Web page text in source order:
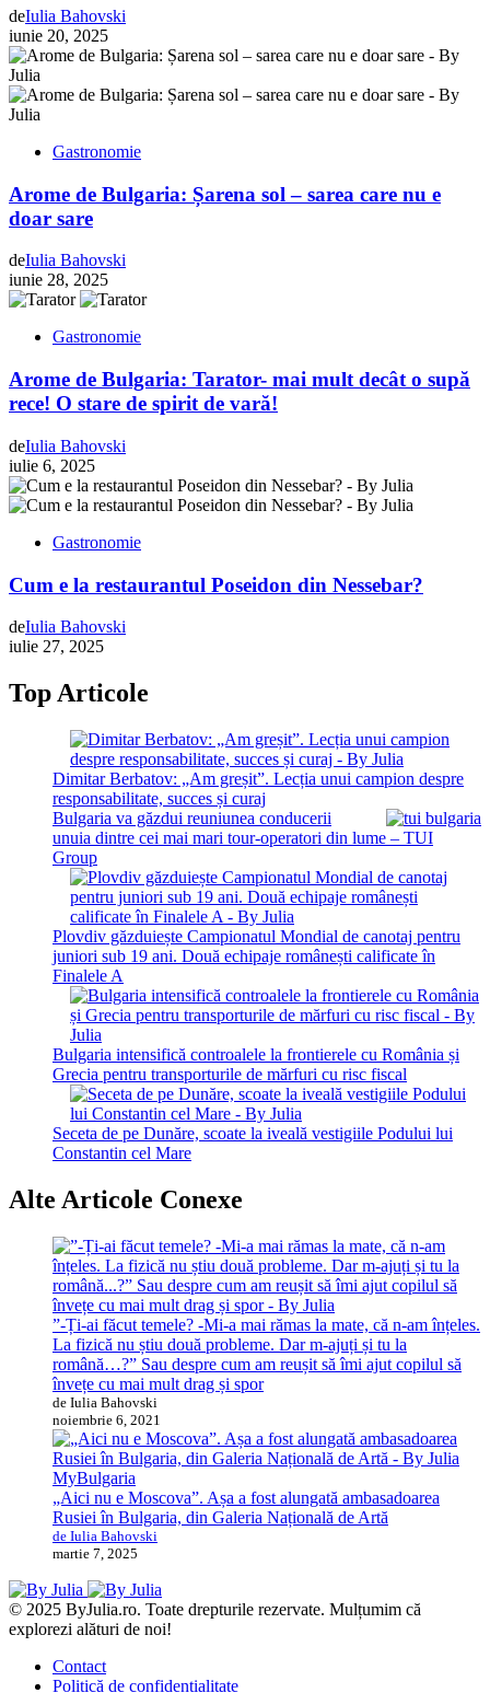
deIulia Bahovski
iunie 20, 2025
Gastronomie
Arome de Bulgaria: Șarena sol – sarea care nu e
doar sare
deIulia Bahovski
iunie 28, 2025
Gastronomie
Arome de Bulgaria: Tarator- mai mult decât o supă
rece! O stare de spirit de vară!
deIulia Bahovski
iulie 6, 2025
Gastronomie
Cum e la restaurantul Poseidon din Nessebar?
deIulia Bahovski
iulie 27, 2025
Top Articole
Dimitar Berbatov: „Am greșit”. Lecția unui campion despre
responsabilitate, succes și curaj
Bulgaria va găzdui reuniunea conducerii
unuia dintre cei mai mari tour-operatori din lume – TUI
Group
Plovdiv găzduiește Campionatul Mondial de canotaj pentru
juniori sub 19 ani. Două echipaje românești calificate în
Finalele A
Bulgaria intensifică controalele la frontierele cu România și
Grecia pentru transporturile de mărfuri cu risc fiscal
Seceta de pe Dunăre, scoate la iveală vestigiile Podului lui
Constantin cel Mare
Alte Articole Conexe
”-Ți-ai făcut temele? -Mi-a mai rămas la mate, că n-am înțeles.
La fizică nu știu două probleme. Dar m-ajuți și tu la
română…?” Sau despre cum am reușit să îmi ajut copilul să
învețe cu mai mult drag și spor
de Iulia Bahovski
noiembrie 6, 2021
MyBulgaria
„Aici nu e Moscova”. Așa a fost alungată ambasadoarea
Rusiei în Bulgaria, din Galeria Națională de Artă
de Iulia Bahovski
martie 7, 2025
© 2025 ByJulia.ro. Toate drepturile rezervate. Mulțumim că
explorezi alături de noi!
Contact
Politică de confidențialitate